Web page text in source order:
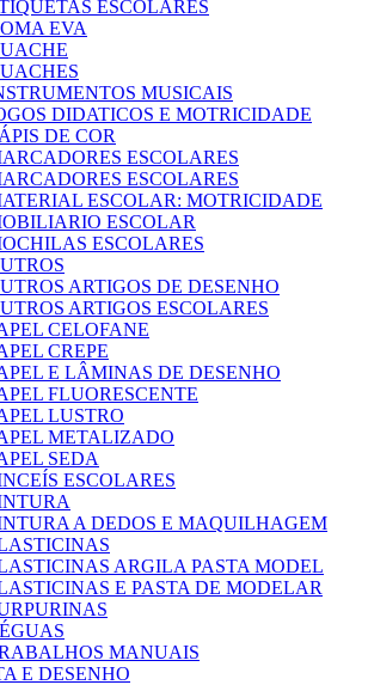
ESCOLARES
EVA
MUSICAIS
DIDATICOS E MOTRICIDADE
DE COR
ESCOLARES
ESCOLARES
ESCOLAR: MOTRICIDADE
ESCOLAR
ESCOLARES
ARTIGOS DE DESENHO
ARTIGOS ESCOLARES
CELOFANE
CREPE
E LÂMINAS DE DESENHO
FLUORESCENTE
LUSTRO
METALIZADO
SEDA
ESCOLARES
A DEDOS E MAQUILHAGEM
ARGILA PASTA MODEL
E PASTA DE MODELAR
MANUAIS
E DESENHO